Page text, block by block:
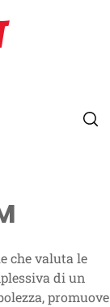
che valuta le
di un
promuove